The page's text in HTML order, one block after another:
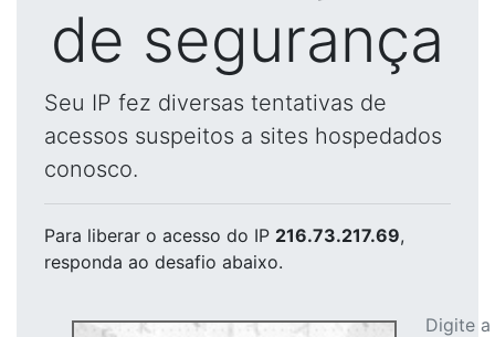
de segurança
Seu IP fez diversas tentativas de
acessos suspeitos a sites hospedados
conosco.
Para liberar o acesso do IP 216.73.217.69,
responda ao desafio abaixo.
Digite